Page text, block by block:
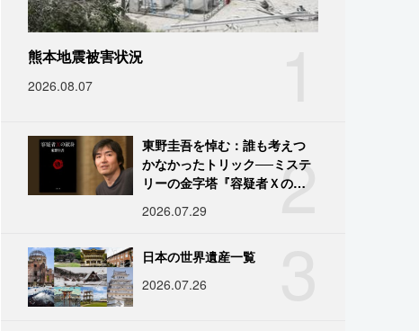
熊本地震被害状況
2026.08.07
2
東野圭吾を悼む：誰も考えつ
かなかったトリック──ミステ
リーの金字塔『容疑者Ｘの献
2026.07.29
日本の世界遺産一覧
2026.07.26